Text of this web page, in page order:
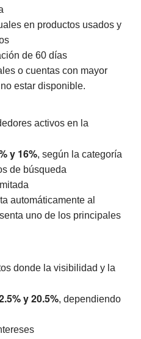
en productos usados y
de 60 días
o cuentas con mayor
estar disponible.
activos en la
y 16%, según la categoría
de búsqueda
automáticamente al
uno de los principales
donde la visibilidad y la
y 20.5%, dependiendo